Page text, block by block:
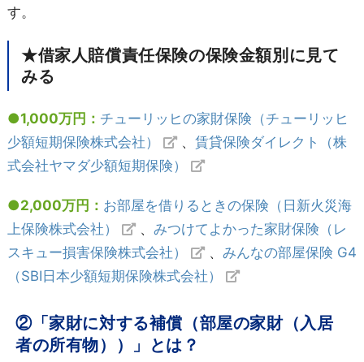
す。
★借家人賠償責任保険の保険金額別に見て
みる
●1,000万円： チューリッヒの家財保険（チューリッヒ
少額短期保険株式会社）
、 賃貸保険ダイレクト（株
式会社ヤマダ少額短期保険）
●2,000万円： お部屋を借りるときの保険（日新火災海
上保険株式会社）
、 みつけてよかった家財保険（レ
スキュー損害保険株式会社）
、 みんなの部屋保険 G4
（SBI日本少額短期保険株式会社）
②「家財に対する補償（部屋の家財（入居
者の所有物））」とは？